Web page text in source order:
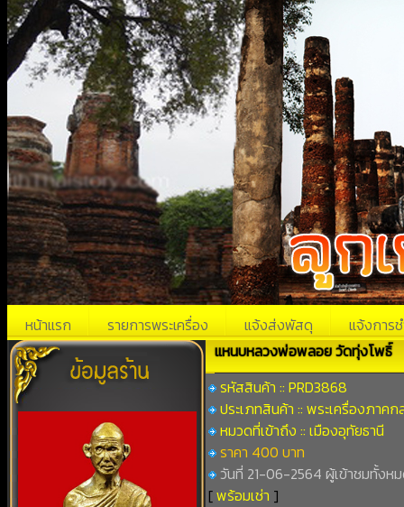
หน้าแรก รายการพระเครื่อง แจ้งส่งพัสดุ แจ้งการช
แหนบหลวงพ่อพลอย วัดทุ่งโพธิ์
รหัสสินค้า :: PRD3868
ประเภทสินค้า :: พระเครื่องภาคก
หมวดที่เข้าถึง :: เมืองอุทัยธานี
ราคา 400 บาท
วันที่ 21-06-2564 ผู้เข้าชมทั้งห
[พร้อมเช่า ]